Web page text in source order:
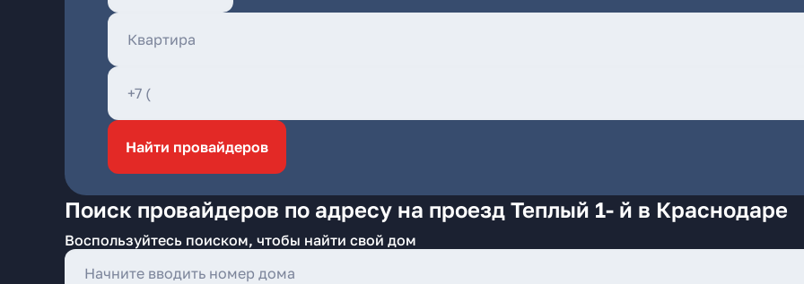
Найти провайдеров
Поиск провайдеров по адресу на проезд Теплый 1- й в Краснодаре
Воспользуйтесь поиском, чтобы найти свой дом